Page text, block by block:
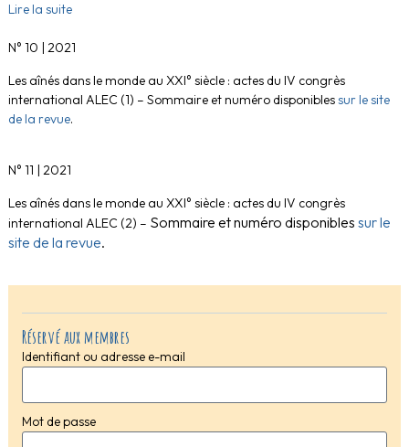
Réservé aux membres
Identifiant ou adresse e-mail
Mot de passe
Lire la suite
N° 10 | 2021
Les aînés dans le monde au XXI° siècle : actes du IV congrès
international ALEC (1) – Sommaire et numéro disponiblessur le site
de la revue.
N° 11 | 2021
Les aînés dans le monde au XXI° siècle : actes du IV congrès
international ALEC (2) – Sommaire et numéro disponibles sur le
site de la revue.